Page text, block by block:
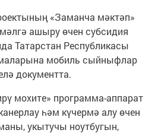
«Заманча мәктәп»
ашыру өчен субсидия
Татарстан Республикасы
мобиль сыйныфлар
документта.
мохите» программа-аппарат
һәм күчермә алу өчен
укытучы ноутбугын,